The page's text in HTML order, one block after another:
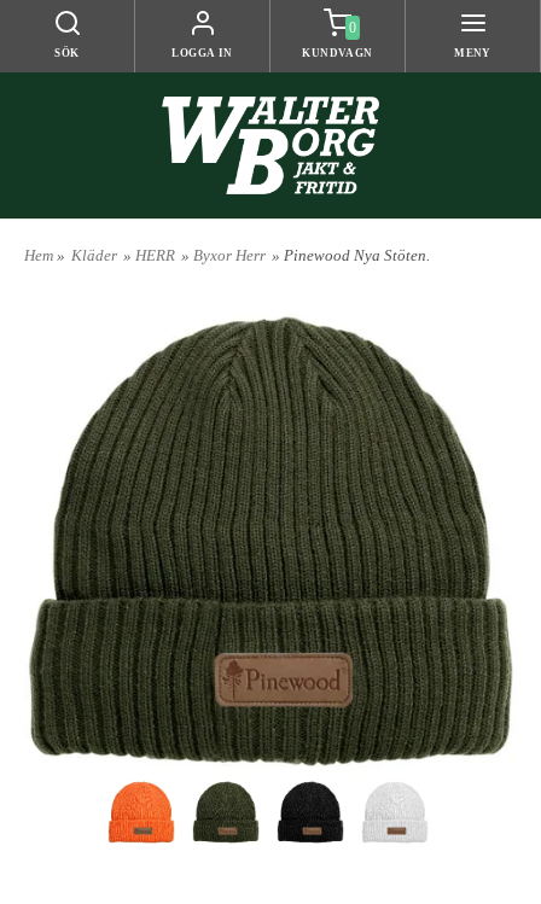
SÖK LOGGA IN
0
KUNDVAGN MENY
Hem » Kläder » HERR » Byxor Herr » Pinewood Nya Stöten.